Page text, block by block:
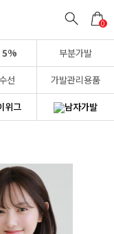
0
5% 부분가발
선 가발관리용품
위그 남자가발